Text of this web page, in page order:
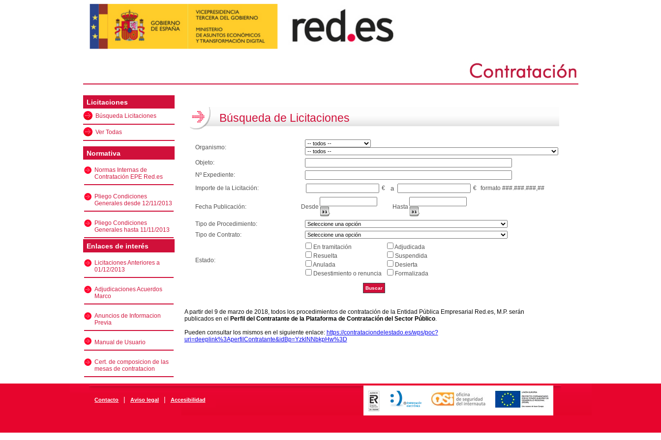
Licitaciones
Búsqueda Licitaciones
Ver Todas
Normativa
Normas Internas de
Contratación EPE Red.es
Pliego Condiciones
Generales desde 12/11/2013
Pliego Condiciones
Generales hasta 11/11/2013
Enlaces de interés
Licitaciones Anteriores a
01/12/2013
Adjudicaciones Acuerdos
Marco
Anuncios de Informacion
Previa
Manual de Usuario
Cert. de composicion de las
mesas de contratacion
Búsqueda de Licitaciones
Organismo:
Objeto:
Nº Expediente:
Importe de la Licitación:
€ a € formato ###.###.###,##
Fecha Publicación: Desde Hasta
Tipo de Procedimiento:
Tipo de Contrato:
Estado:
En tramitación
Adjudicada
Resuelta
Suspendida
Anulada
Desierta
Desestimiento o renuncia
Formalizada
A partir del 9 de marzo de 2018, todos los procedimientos de contratación de la Entidad Pública Empresarial Red.es, M.P. serán
publicados en el
Perfil del Contratante de la Plataforma de Contratación del Sector Público.
Pueden consultar los mismos en el siguiente enlace: https://contrataciondelestado.es/wps/poc?
uri=deeplink%3AperfilContratante&idBp=YzklNNbkpHw%3D
Contacto | Aviso legal | Accesibilidad